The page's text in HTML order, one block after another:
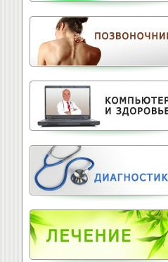
Поясничная грыжа
Обследование
позвоночника
Тактика лечения
остеохондроза
Лечение баней
Офисный фитнес
Народная медицина
Тест для позвоночника
Питание для
Витамины для
позвоночника